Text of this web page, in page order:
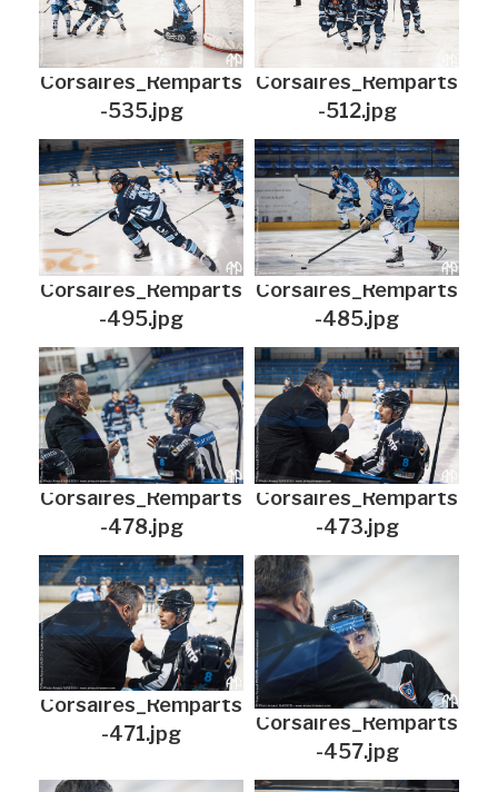
Corsaires_Remparts
-535.jpg
Corsaires_Remparts
-512.jpg
Corsaires_Remparts
-495.jpg
Corsaires_Remparts
-485.jpg
Corsaires_Remparts
-478.jpg
Corsaires_Remparts
-473.jpg
Corsaires_Remparts
-471.jpg
Corsaires_Remparts
-457.jpg